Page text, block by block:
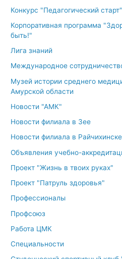
Конкурс "Педагогический старт"
Корпоративная программа
быть!"
Лига знаний
Международное
Музей истории среднего
Амурской области
Новости "АМК"
Новости филиала в Зее
Новости филиала в Райчихинске
Объявления учебно-
Проект "Жизнь в твоих руках"
Проект "Патруль здоровья"
Профессионалы
Профсоюз
Работа ЦМК
Специальности